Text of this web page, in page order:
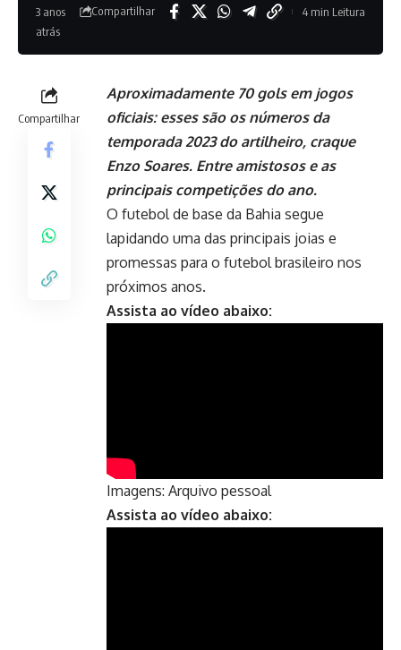
3 anos
atrás
Compartilhar 4 min Leitura
Compartilhar
Aproximadamente 70 gols em jogos
oficiais: esses são os números da
temporada 2023 do artilheiro, craque
Enzo Soares. Entre amistosos e as
principais competições do ano.
O futebol de base da Bahia segue
lapidando uma das principais joias e
promessas para o futebol brasileiro nos
próximos anos.
Assista ao vídeo abaixo:
Imagens: Arquivo pessoal
Assista ao vídeo abaixo: